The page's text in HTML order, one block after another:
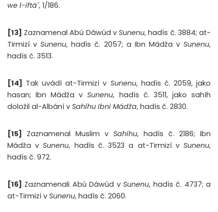
we l-iftá´, 1/186.
[13] Zaznamenal Abú Dáwúd vSunenu, hadís č. 3884; at-
Tirmizí vSunenu, hadís č. 2057; a Ibn Mádža vSunenu,
hadís č. 3513.
[14] Tak uvádí at-Tirmizí v Sunenu, hadís č. 2059, jako
hasan; Ibn Mádža vSunenu, hadís č. 3511, jako sahíh
doložil al-Albání v Sahíhu Ibni Mádža, hadís č. 2830.
[15] Zaznamenal Muslim v Sahíhu, hadís č. 2186; Ibn
Mádža vSunenu, hadís č. 3523 a at-Tirmizí vSunenu,
hadís č. 972.
[16] Zaznamenali Abú Dáwúd vSunenu, hadís č. 4737; a
at-Tirmizí v Sunenu, hadís č. 2060.